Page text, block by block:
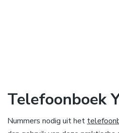
Telefoonboek
Nummers nodig uit het